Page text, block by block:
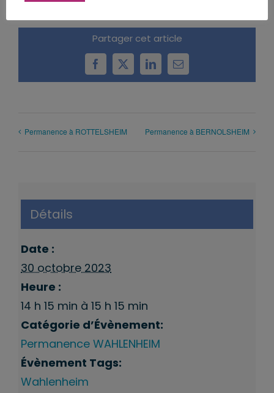
Partager cet article
Facebook
X LinkedInEmail
Permanence à ROTTELSHEIM Permanence à BERNOLSHEIM
Détails
Date :
30 octobre 2023
Heure :
14 h 15 min à 15 h 15 min
Catégorie d’Évènement:
Permanence WAHLENHEIM
Évènement Tags:
Wahlenheim